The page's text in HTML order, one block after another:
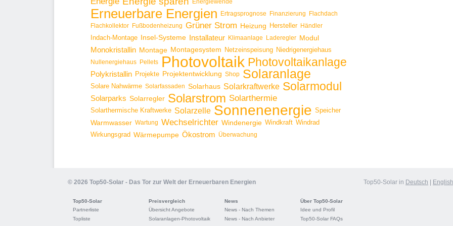
Energiewende
Erneuerbare Energien Ertragsprognose Finanzierung
Flachdach
Flachkollektor Fußbodenheizung Grüner Strom Heizung Hersteller Händler
Indach-Montage
Insel-Systeme Installateur Klimaanlage Laderegler Modul
Monokristallin Montage Montagesystem Netzeinspeisung Niedrigenergiehaus
Nullenergiehaus Pellets Photovoltaik Photovoltaikanlage
Polykristallin Projekte Projektentwicklung Shop Solaranlage
Solare Nahwärme Solarfassaden Solarhaus Solarkraftwerke Solarmodul
Solarparks Solarregler Solarstrom Solarthermie
Solarthermische Kraftwerke Solarzelle Sonnenenergie Speicher
Warmwasser Wartung Wechselrichter Windenergie Windkraft Windrad
Wirkungsgrad Wärmepumpe Ökostrom Überwachung
© 2026 Top50-Solar - Das Tor zur Welt der Erneuerbaren Energien Top50-Solar in Deutsch English
Top50-Solar
Partnerliste
Topliste
Preisvergleich
Übersicht Angebote
Solaranlagen-Photovoltaik
News
News - Nach Themen
News - Nach Anbieter
Über Top50-Solar
Idee und Profil
Top50-Solar FAQs